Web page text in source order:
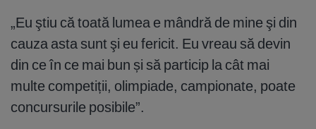
„Eu ştiu că toată lumea e mândră de mine şi din
cauza asta sunt şi eu fericit. Eu vreau să devin
din ce în ce mai bun și să particip la cât mai
multe competiții, olimpiade, campionate, poate
concursurile posibile”.